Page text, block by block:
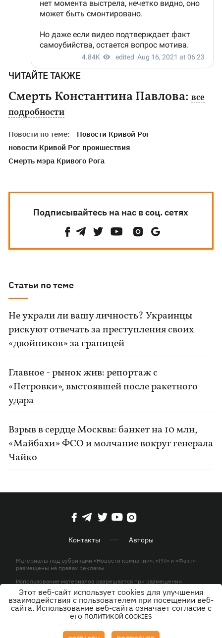
ЧИТАЙТЕ ТАКЖЕ
Смерть Константина Павлова:все
подробности
Новости по теме:
Новости Кривой Рог
новости Кривой Рог проишествия
Смерть мэра Кривого Рога
Подписывайтесь на нас в соц. сетях
Статьи по теме
Не украли ли вашу личность? Украинцы
рискуют отвечать за преступления своих
«двойников» за границей
Главное - рынок жив: репортаж с
«Петровки», выстоявшей после ракетного
удара
Взрыв в сердце Москвы: банкет на 10 млн,
«Майбахи» ФСО и молчание вокруг генерала
Чайко
Контакты Авторы
Материалы под рубриками «Новости компании», «PR» и «Факт»
размещены на правах рекламы
Использование материалов разрешается при размещении
активной гиперссылки на KP.UA в первом абзаце.
© ООО «ЮЛАВ МЕДИА»,2026. Все права защищены.
Этот веб-сайт использует cookies для улучшения
взаимодействия с пользователем при посещении веб-
сайта. Использование веб-сайта означает согласие с
его ПОЛИТИКОЙ COOKIES